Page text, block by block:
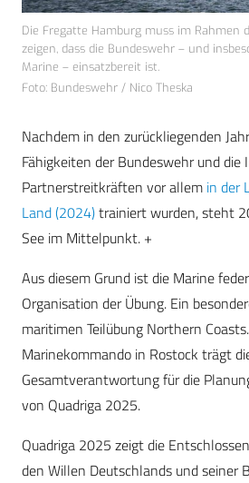
Die Fregatte Hamburg muss im Rahmen
zeigen, dass die Bundeswehr – und
Marine – einsatzbereit ist.
Foto: Bundeswehr / Nico Theska
Nachdem in den zurückliegenden
Fähigkeiten der Bundeswehr und
Partnerstreitkräften vor allem in der
Land (2024)trainiert wurden, steht
See im Mittelpunkt. +
Aus diesem Grund ist die Marine
Organisation der Übung. Ein
maritimen Teilübung Northern
Marinekommando in Rostock trägt
Gesamtverantwortung für die
von Quadriga 2025.
Quadriga 2025 zeigt die
den Willen Deutschlands und seiner